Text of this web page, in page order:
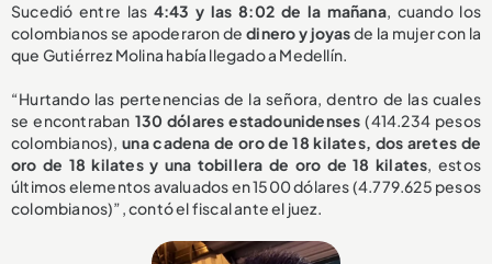
Sucedió entre las 4:43 y las 8:02 de la mañana, cuando los
colombianos se apoderaron dedinero y joyasde la mujer con la
que Gutiérrez Molina había llegado a Medellín.
“Hurtando las pertenencias de la señora, dentro de las cuales
se encontraban 130 dólares estadounidenses (414.234 pesos
colombianos),una cadena de oro de 18 kilates, dos aretes de
oro de 18 kilates y una tobillera de oro de 18 kilates, estos
últimos elementos avaluados en 1500 dólares (4.779.625 pesos
colombianos)”, contó el fiscal ante el juez.